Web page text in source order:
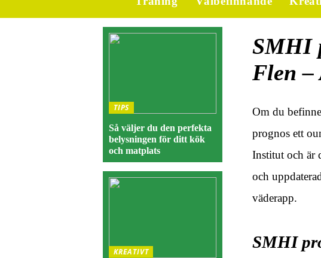
SMHI
Flen –
Om du
prognos ett
Institut och är
och
väderapp.
SMHI
TIPS
Så väljer du den perfekta
belysningen för ditt kök
och matplats
KREATIVT